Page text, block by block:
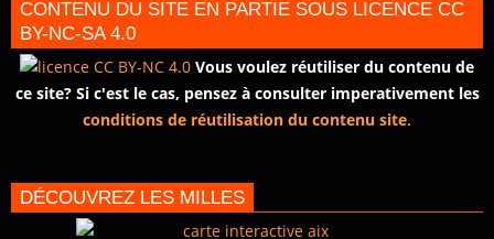
CONTENU DU SITE EN PARTIE SOUS LICENCE CC
BY-NC-SA 4.0
Vous voulez réutiliser du contenu de
ce site? Si c'est le cas, pensez à consulter imperativement les
conditions de réutilisation du contenu site.
DÉCOUVREZ LES MILLES